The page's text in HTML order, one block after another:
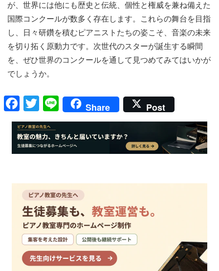
が、世界には他にも歴史と伝統、個性と権威を兼ね備えた
国際コンクールが数多く存在します。これらの舞台を目指
し、日々研鑽を積むピアニストたちの姿こそ、音楽の未来
を切り拓く原動力です。次世代のスターが誕生する瞬間
を、ぜひ世界のコンクールを通して見つめてみてはいかが
でしょうか。
F
a
c
e
o
o
k
T
wi
tt
er
Li
n
e
Share Post